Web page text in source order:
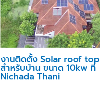
งานติดตั้ง Solar roof top
สำหรับบ้าน ขนาด 10kw ที่
Nichada Thani